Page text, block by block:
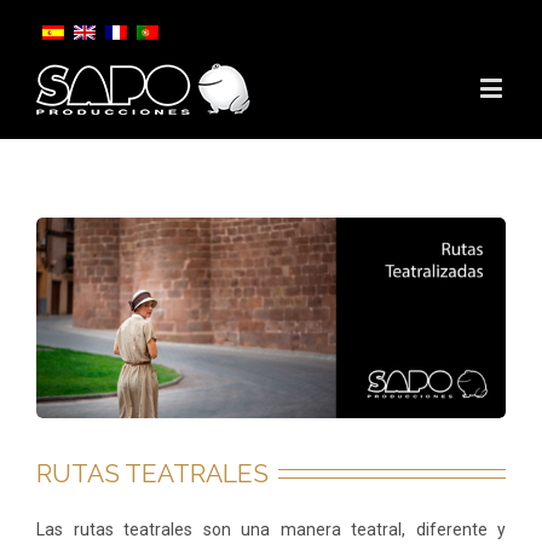
RUTAS TEATRALES
Las rutas teatrales son una manera teatral, diferente y